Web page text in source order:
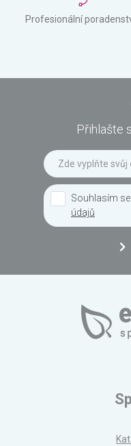
Profesionální
Přihlašte
Souhlasím se
údajů